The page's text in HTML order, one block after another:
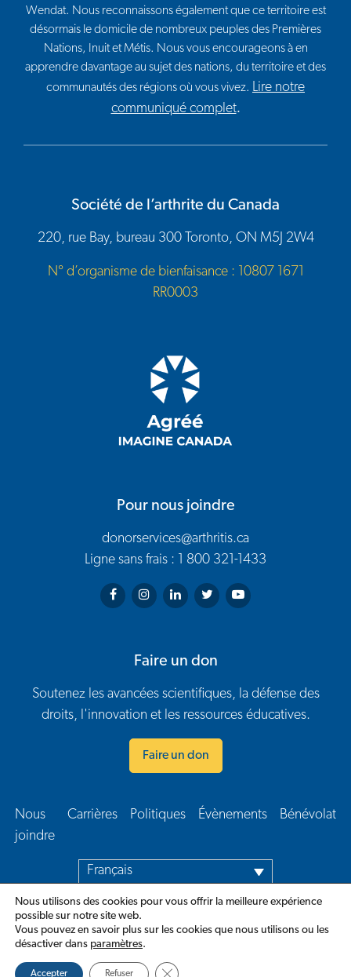
Wendat. Nous reconnaissons également que ce territoire est
désormais le domicile de nombreux peuples des Premières
Nations, Inuit et Métis. Nous vous encourageons à en
apprendre davantage au sujet des nations, du territoire et des
communautés des régions où vous vivez. Lire notre
communiqué complet.
Société de l’arthrite du Canada
220, rue Bay, bureau 300 Toronto, ON M5J 2W4
N° d’organisme de bienfaisance : 10807 1671
RR0003
Pour nous joindre
donorservices@arthritis.ca
Ligne sans frais : 1 800 321-1433
Arthritis Society on Facebook
Arthritis Society on Instagram
Arthritis Society on LinkedIn
Arthritis Society on Twitter
Arthritis Society on
Faire un don
Soutenez les avancées scientifiques, la défense des
droits, l'innovation et les ressources éducatives.
Faire un don
Navigation en bas de page
Nous
joindre​
Carrières Politiques Évènements Bénévolat
Français
Nous utilisons des cookies pour vous offrir la meilleure expérience
possible sur notre site web.
Vous pouvez en savoir plus sur les cookies que nous utilisons ou les
désactiver dans paramètres.
Accepter Refuser Close GDPR Cookie Banner